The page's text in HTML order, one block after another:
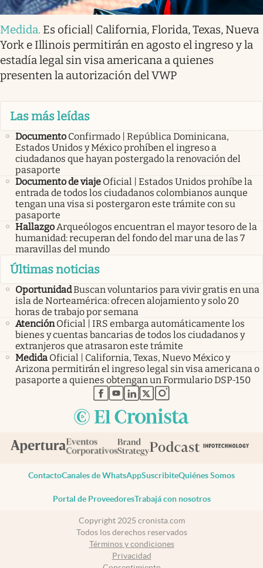
Medida. Es oficial| California, Florida, Texas, Nueva
York e Illinois permitirán en agosto el ingreso y la
estadía legal sin visa americana a quienes
presenten la autorización del VWP
Las más leídas
Documento Confirmado | República Dominicana,
Estados Unidos y México prohíben el ingreso a
ciudadanos que hayan postergado la renovación del
pasaporte
Documento de viaje Oficial | Estados Unidos prohíbe la
entrada de todos los ciudadanos colombianos aunque
tengan una visa si postergaron este trámite con su
pasaporte
HallazgoArqueólogos encuentran el mayor tesoro de la
humanidad: recuperan del fondo del mar una de las 7
maravillas del mundo
Últimas noticias
OportunidadBuscan voluntarios para vivir gratis en una
isla de Norteamérica: ofrecen alojamiento y solo 20
horas de trabajo por semana
Atención Oficial | IRS embarga automáticamente los
bienes y cuentas bancarias de todos los ciudadanos y
extranjeros que atrasaron este trámite
Medida Oficial | California, Texas, Nuevo México y
Arizona permitirán el ingreso legal sin visa americana o
pasaporte a quienes obtengan un Formulario DSP-150
abre en nueva pestaña
abre en nueva pestaña
abre en nueva pestaña
abre en nueva pestaña
abre en nueva pestaña
ContactoCanales de WhatsAppSuscribiteQuiénes Somos
Portal de ProveedoresTrabajá con nosotros
Copyright 2025 cronista.com
Todos los derechos reservados
Términos y condiciones
Privacidad